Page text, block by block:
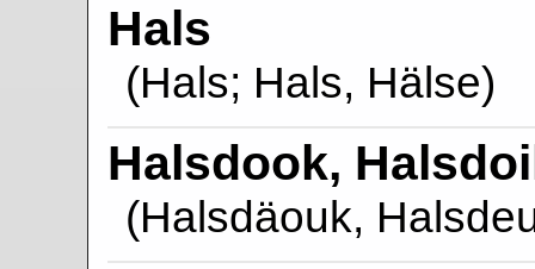
Hals
(Hals; Hals, Hälse)
Halsdook,
(Halsdäouk,